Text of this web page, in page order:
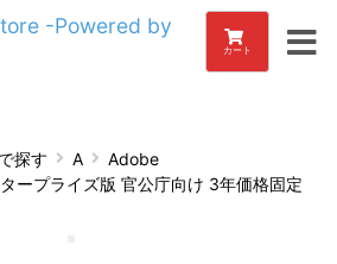
-Powered by
カート
探す A
Adobe
ープライズ版 官公庁向け 3年価格固定